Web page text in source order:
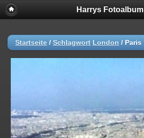
Harrys Fotoalbum
Startseite / Schlagwort London / Paris